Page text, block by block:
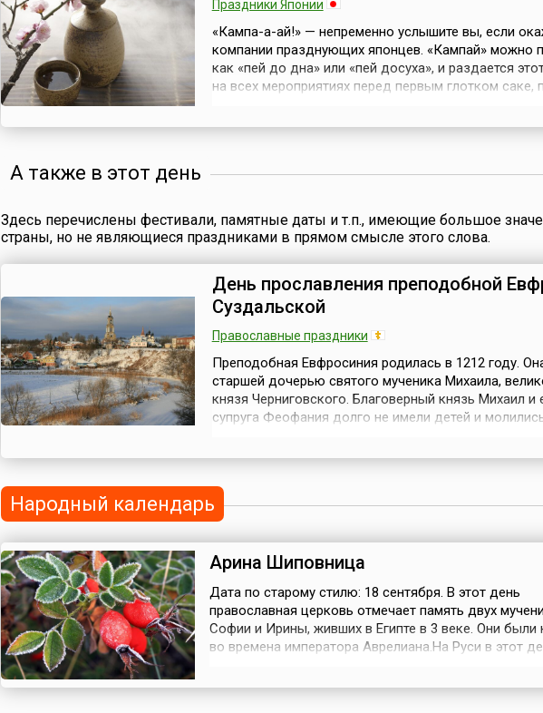
Праздники Японии
«Кампа-а-ай!» — непременно услышите вы, если
компании празднующих японцев. «Кампай» можно
как «пей до дна» или «пей досуха», и раздается
на всех мероприятиях перед первым глотком саке,
А также в этот день
Здесь перечислены фестивали, памятные даты и т.п., имеющие большое
страны, но не являющиеся праздниками в прямом смысле этого слова.
День прославления преподобной
Суздальской
Православные праздники
Преподобная Евфросиния родилась в 1212 году.
старшей дочерью святого мученика Михаила,
князя Черниговского. Благоверный князь Михаил и
супруга Феофания долго не имели детей и
служительницей церкви.К...
Народный календарь
Арина Шиповница
Дата по старому стилю: 18 сентября. В этот день
православная церковь отмечает память двух
Софии и Ирины, живших в Египте в 3 веке. Они были
во времена императора Аврелиана.На Руси в этот